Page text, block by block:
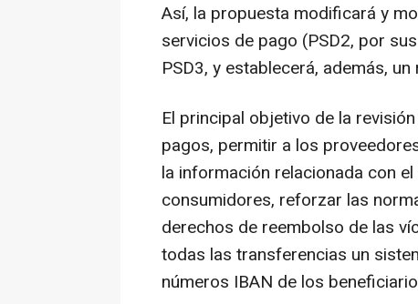
Así, la propuesta modificará y
servicios de pago (PSD2, por
PSD3, y establecerá, además,
El principal objetivo de la
pagos, permitir a los
la información relacionada con
consumidores, reforzar las
derechos de reembolso de las
todas las transferencias un
números IBAN de los